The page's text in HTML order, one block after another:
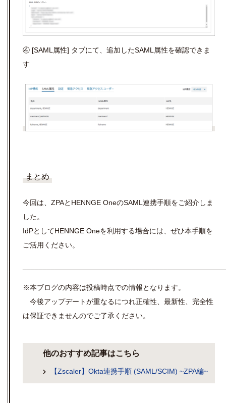
④ [SAML属性] タブにて、追加したSAML属性を確認できま
す
まとめ
今回は、ZPAとHENNGE OneのSAML連携手順をご紹介しま
した。
IdPとしてHENNGE Oneを利用する場合には、ぜひ本手順を
ご活用ください。
※本ブログの内容は投稿時点での情報となります。
今後アップデートが重なるにつれ正確性、最新性、完全性
は保証できませんのでご了承ください。
他のおすすめ記事はこちら
【Zscaler】Okta連携手順 (SAML/SCIM) ~ZPA編~